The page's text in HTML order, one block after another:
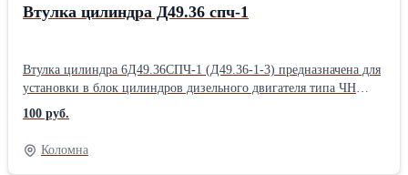
Втулка цилиндра Д49.36 спч-1
Втулка цилиндра 6Д49.36СПЧ-1 (Д49.36-1-3) предназначена для
установки в блок цилиндров дизельного двигателя типа ЧН
26/26 Технические характеристики: Габариты: 339.5х734
Материал: Чугун, Сталь ТУ, ГОСТ Масса: 75кг
100 руб.
Коломна